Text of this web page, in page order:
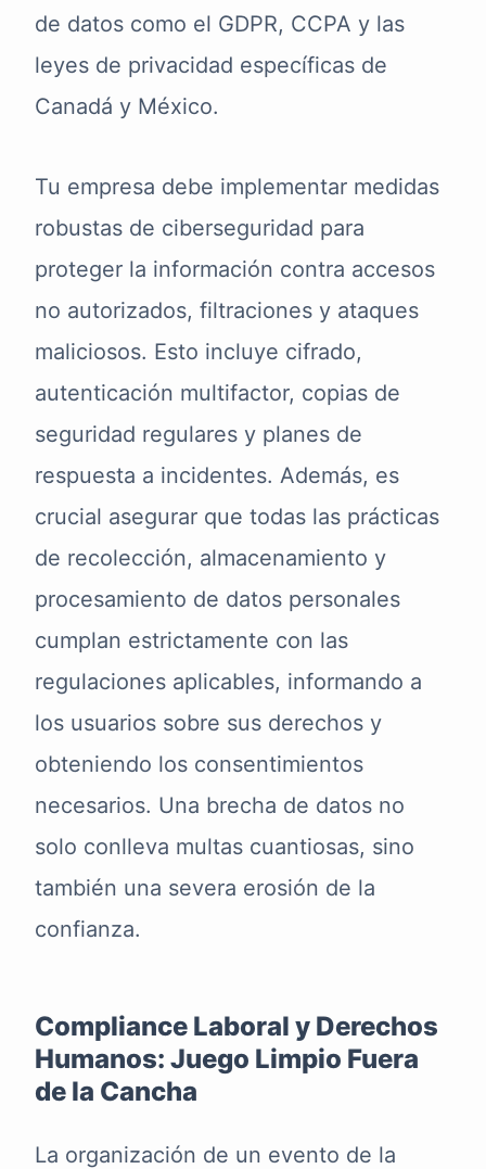
de datos como el GDPR, CCPA y las
leyes de privacidad específicas de
Canadá y México.
Tu empresa debe implementar medidas
robustas de ciberseguridad para
proteger la información contra accesos
no autorizados, filtraciones y ataques
maliciosos. Esto incluye cifrado,
autenticación multifactor, copias de
seguridad regulares y planes de
respuesta a incidentes. Además, es
crucial asegurar que todas las prácticas
de recolección, almacenamiento y
procesamiento de datos personales
cumplan estrictamente con las
regulaciones aplicables, informando a
los usuarios sobre sus derechos y
obteniendo los consentimientos
necesarios. Una brecha de datos no
solo conlleva multas cuantiosas, sino
también una severa erosión de la
confianza.
Compliance Laboral y Derechos
Humanos: Juego Limpio Fuera
de la Cancha
La organización de un evento de la